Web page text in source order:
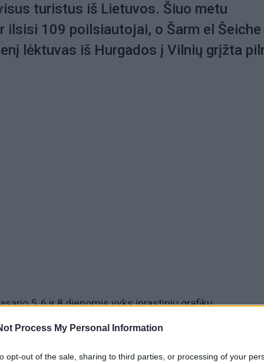
Process My Personal Information
opt-out of the sale, sharing to third parties, or processing of your
turistus iš Lietuvos. Šiuo metu
ilsisi 109 poilsiautojai, o Šarm el Šeiche
lėktuvas iš Hurgados į Vilnių grįžta
5, 6 ir 8 dienomis vyks įprastiniu grafiku.
Viešųjų ryšių ir rinkodaros skyriaus vadovės
metu Užsienio reikalų ministerijos rekomendacijos nėra